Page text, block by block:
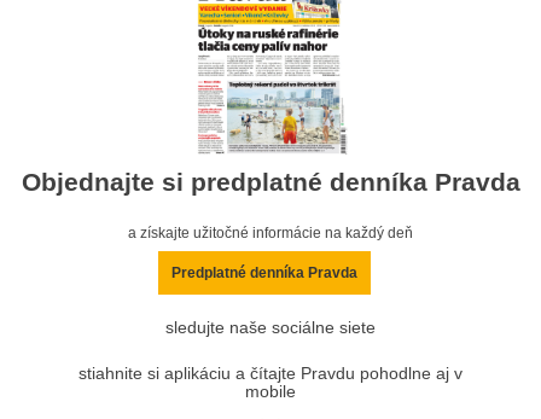
Objednajte si predplatné denníka Pravda
a získajte užitočné informácie na každý deň
Predplatné denníka Pravda
sledujte naše sociálne siete
stiahnite si aplikáciu a čítajte Pravdu pohodlne aj v
mobile